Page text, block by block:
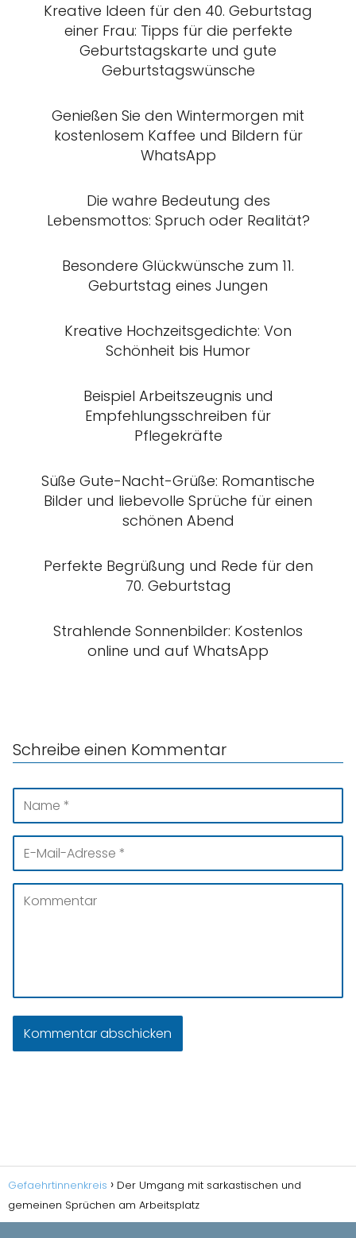
Kreative Ideen für den 40. Geburtstag
einer Frau: Tipps für die perfekte
Geburtstagskarte und gute
Geburtstagswünsche
Genießen Sie den Wintermorgen mit
kostenlosem Kaffee und Bildern für
WhatsApp
Die wahre Bedeutung des
Lebensmottos: Spruch oder Realität?
Besondere Glückwünsche zum 11.
Geburtstag eines Jungen
Kreative Hochzeitsgedichte: Von
Schönheit bis Humor
Beispiel Arbeitszeugnis und
Empfehlungsschreiben für
Pflegekräfte
Süße Gute-Nacht-Grüße: Romantische
Bilder und liebevolle Sprüche für einen
schönen Abend
Perfekte Begrüßung und Rede für den
70. Geburtstag
Strahlende Sonnenbilder: Kostenlos
online und auf WhatsApp
Schreibe einen Kommentar
Gefaehrtinnenkreis
Der Umgang mit sarkastischen und
gemeinen Sprüchen am Arbeitsplatz